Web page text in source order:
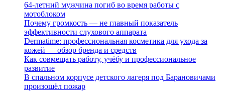
64-летний мужчина погиб во время работы с
мотоблоком
Почему громкость — не главный показатель
эффективности слухового аппарата
Dermatime: профессиональная косметика для ухода за
кожей — обзор бренда и средств
Как совмещать работу, учёбу и профессиональное
развитие
В спальном корпусе детского лагеря под Барановичами
произошёл пожар